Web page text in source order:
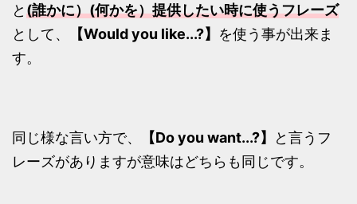
と(誰かに）(何かを）提供したい時に使うフレーズ
として、
【Would you like...?】 を使う事が出来ま
す。
同じ様な言い方で、 【Do you want...?】
と言うフ
レーズがありますが意味はどちらも同じです。